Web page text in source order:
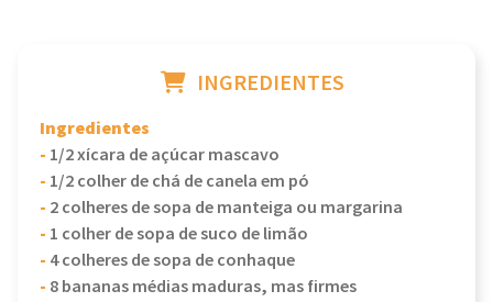
INGREDIENTES
Ingredientes
- 1/2 xícara de açúcar mascavo
- 1/2 colher de chá de canela em pó
- 2 colheres de sopa de manteiga ou margarina
- 1 colher de sopa de suco de limão
- 4 colheres de sopa de conhaque
- 8 bananas médias maduras, mas firmes